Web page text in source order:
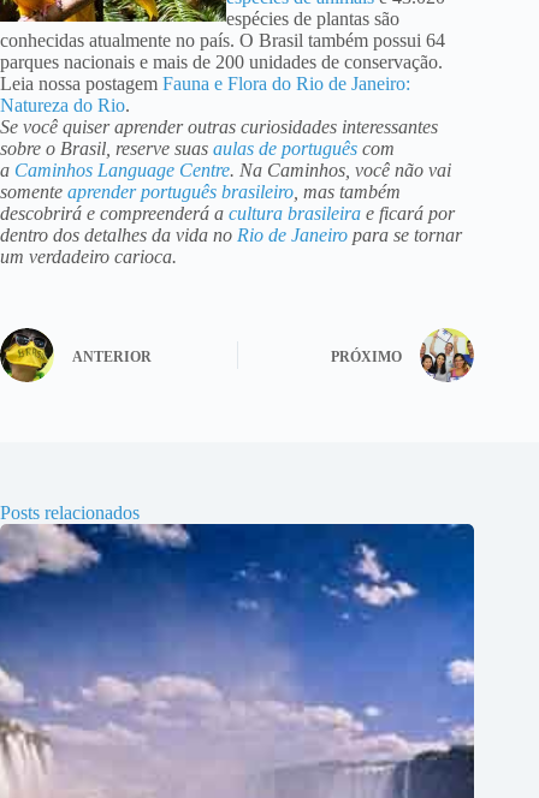
espécies de plantas são
conhecidas atualmente no país. O Brasil também possui 64
parques nacionais e mais de 200 unidades de conservação.
Leia nossa postagem Fauna e Flora do Rio de Janeiro:
Natureza do Rio.
Se você quiser aprender outras curiosidades interessantes
sobre o Brasil, reserve suas aulas de português com
a Caminhos Language Centre. Na Caminhos, você não vai
somente aprender português brasileiro , mas também
descobrirá e compreenderá a cultura brasileira e ficará por
dentro dos detalhes da vida no Rio de Janeiro para se tornar
um verdadeiro carioca.
ANTERIOR PRÓXIMO
Posts relacionados